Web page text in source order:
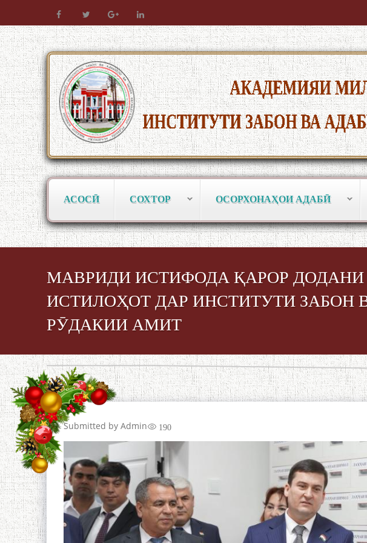
АСОСӢ СОХТОР ОСОРХОНАҲОИ АДАБӢ
МАВРИДИ ИСТИФОДА ҚАРОР
ИСТИЛОҲОТ ДАР ИНСТИТУТИ ЗАБОН
РӮДАКИИ АМИТ
Submitted by Admin 190